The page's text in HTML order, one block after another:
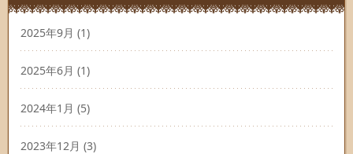
2025年9月 (1)
2025年6月 (1)
2024年1月 (5)
2023年12月 (3)